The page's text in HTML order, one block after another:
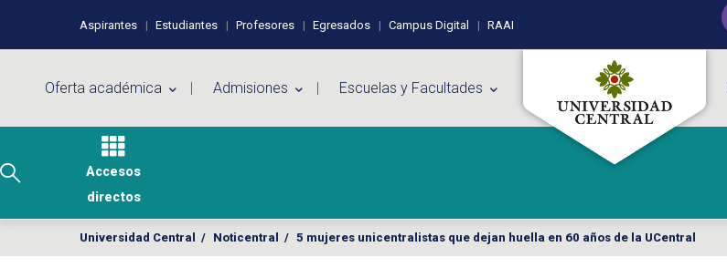
Perfiles de usuario
Aspirantes Estudiantes Profesores Egresados Campus Digital RAAI
Oferta académica Admisiones Escuelas y Facultades
Accesos
directos
Universidad Central / Noticentral / 5 mujeres unicentralistas que dejan huella en 60 años de la UCentral